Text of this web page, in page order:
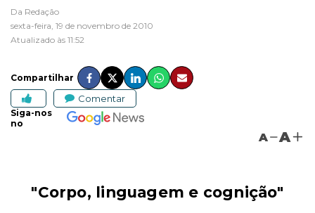
Da Redação
sexta-feira, 19 de novembro de 2010
Atualizado às 11:52
Compartilhar
Comentar
Siga-nos
no
A A
"Corpo, linguagem e cognição"